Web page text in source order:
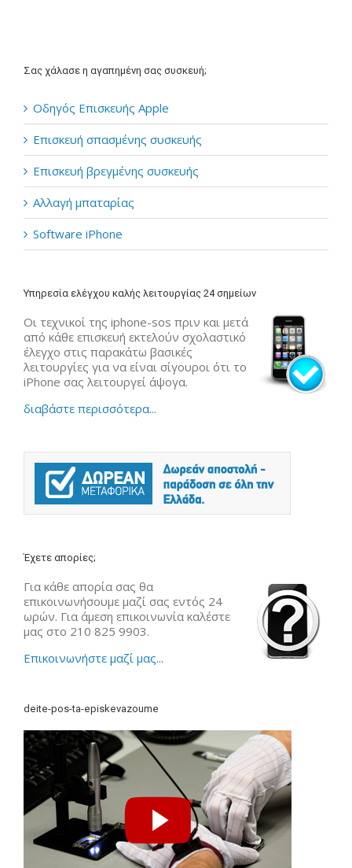
Σας χάλασε η αγαπημένη σας συσκευή;
Οδηγός Επισκευής Apple
Επισκευή σπασμένης συσκευής
Επισκευή βρεγμένης συσκευής
Αλλαγή μπαταρίας
Software iPhone
Υπηρεσία ελέγχου καλής λειτουργίας 24 σημείων
Οι τεχνικοί της iphone-sos πριν και μετά
από κάθε επισκευή εκτελούν σχολαστικό
έλεγχο στις παρακάτω βασικές
λειτουργίες για να είναι σίγουροι ότι το
iPhone σας λειτουργεί άψογα.
διαβάστε περισσότερα...
Έχετε απορίες;
Για κάθε απορία σας θα
επικοινωνήσουμε μαζί σας εντός 24
ωρών. Για άμεση επικοινωνία καλέστε
μας στο 210 825 9903.
Επικοινωνήστε μαζί μας...
deite-pos-ta-episkevazoume